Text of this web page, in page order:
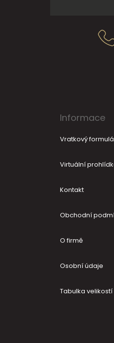
Informace
Vratkový
Virtuální
Kontakt
Obchodní
O firmě
Osobní údaje
Tabulka velikostí